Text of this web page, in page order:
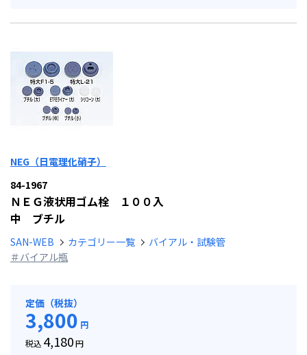
NEG（日電理化硝子）
84-1967
ＮＥＧ液状用ゴム栓 １００入
中 ブチル
SAN-WEB カテゴリー一覧
バイアル・試験管
＃バイアル瓶
定価（税抜）
3,800 円
税込 4,180円